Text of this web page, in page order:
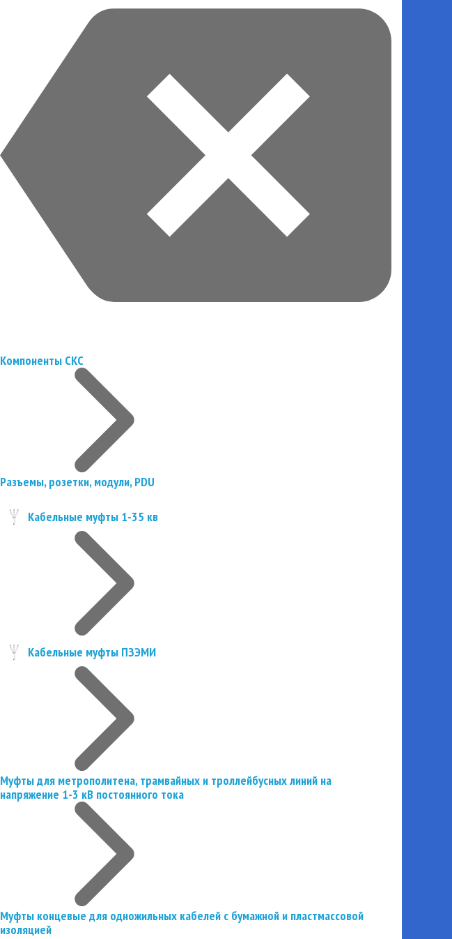
Компоненты СКС
Разъемы, розетки, модули, PDU
Кабельные муфты 1-35 кв
Кабельные муфты ПЗЭМИ
Муфты для метрополитена, трамвайных и троллейбусных линий на
напряжение 1-3 кВ постоянного тока
Муфты концевые для одножильных кабелей с бумажной и пластмассовой
изоляцией